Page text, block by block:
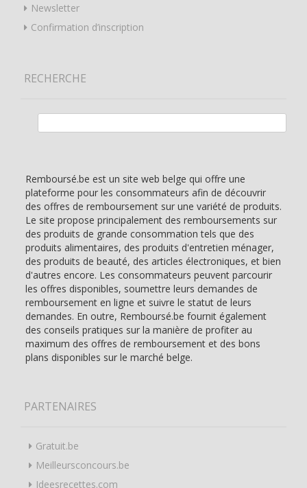
Newsletter
Confirmation d’inscription
RECHERCHE
Remboursé.be est un site web belge qui offre une
plateforme pour les consommateurs afin de découvrir
des offres de remboursement sur une variété de produits.
Le site propose principalement des remboursements sur
des produits de grande consommation tels que des
produits alimentaires, des produits d'entretien ménager,
des produits de beauté, des articles électroniques, et bien
d'autres encore. Les consommateurs peuvent parcourir
les offres disponibles, soumettre leurs demandes de
remboursement en ligne et suivre le statut de leurs
demandes. En outre, Remboursé.be fournit également
des conseils pratiques sur la manière de profiter au
maximum des offres de remboursement et des bons
plans disponibles sur le marché belge.
PARTENAIRES
Gratuit.be
Meilleursconcours.be
Ideesrecettes.com